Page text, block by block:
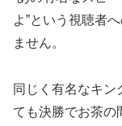
よ”という視聴者
ません。
同じく有名なキン
ても決勝でお茶の